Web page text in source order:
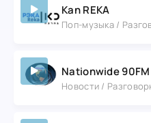
Kan REKA
Nationwide 90FM
Новости /